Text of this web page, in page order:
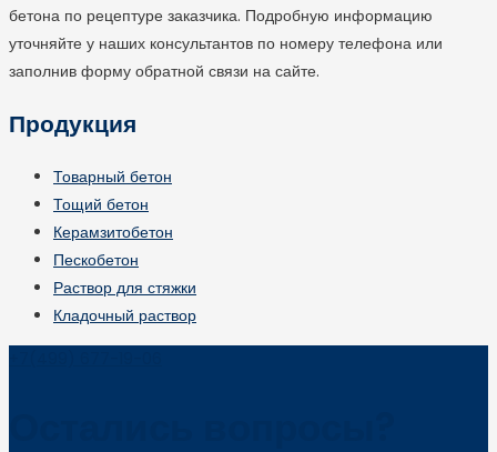
бетона по рецептуре заказчика. Подробную информацию
уточняйте у наших консультантов по номеру телефона или
заполнив форму обратной связи на сайте.
Продукция
Товарный бетон
Тощий бетон
Керамзитобетон
Пескобетон
Раствор для стяжки
Кладочный раствор